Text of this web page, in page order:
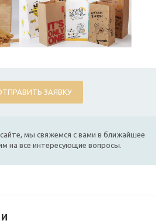
ЗАЯВКУ
мы свяжемся с вами в ближайшее
на все интересующие вопросы.